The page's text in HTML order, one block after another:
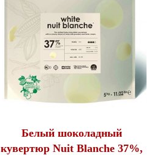
Белый шоколадный
кувертюр Nuit Blanche 37%,